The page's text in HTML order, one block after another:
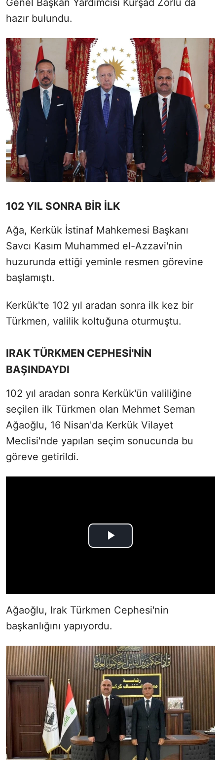
hazır bulundu.
102 YIL SONRA BİR İLK
Ağa, Kerkük İstinaf Mahkemesi Başkanı
Savcı Kasım Muhammed el-Azzavi'nin
huzurunda ettiği yeminle resmen görevine
başlamıştı.
Kerkük'te 102 yıl aradan sonra ilk kez bir
Türkmen, valilik koltuğuna oturmuştu.
IRAK TÜRKMEN CEPHESİ'NİN
BAŞINDAYDI
102 yıl aradan sonra Kerkük'ün valiliğine
seçilen ilk Türkmen olan Mehmet Seman
Ağaoğlu, 16 Nisan'da Kerkük Vilayet
Meclisi'nde yapılan seçim sonucunda bu
göreve getirildi.
Ağaoğlu, Irak Türkmen Cephesi'nin
başkanlığını yapıyordu.